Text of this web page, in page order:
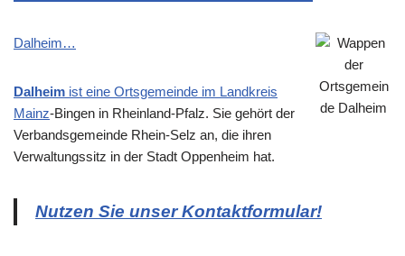
Dalheim…
Dalheim ist eine Ortsgemeinde im Landkreis
Mainz-Bingen in Rheinland-Pfalz. Sie gehört der
Verbandsgemeinde Rhein-Selz an, die ihren
Verwaltungssitz in der Stadt Oppenheim hat.
Nutzen Sie unser Kontaktformular!